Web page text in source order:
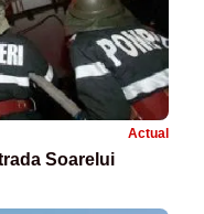
Actual
Soarelui